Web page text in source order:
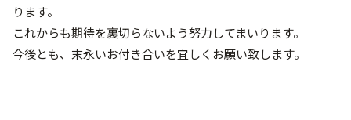
ります。
これからも期待を裏切らないよう努力してまいります。
今後とも、末永いお付き合いを宜しくお願い致します。